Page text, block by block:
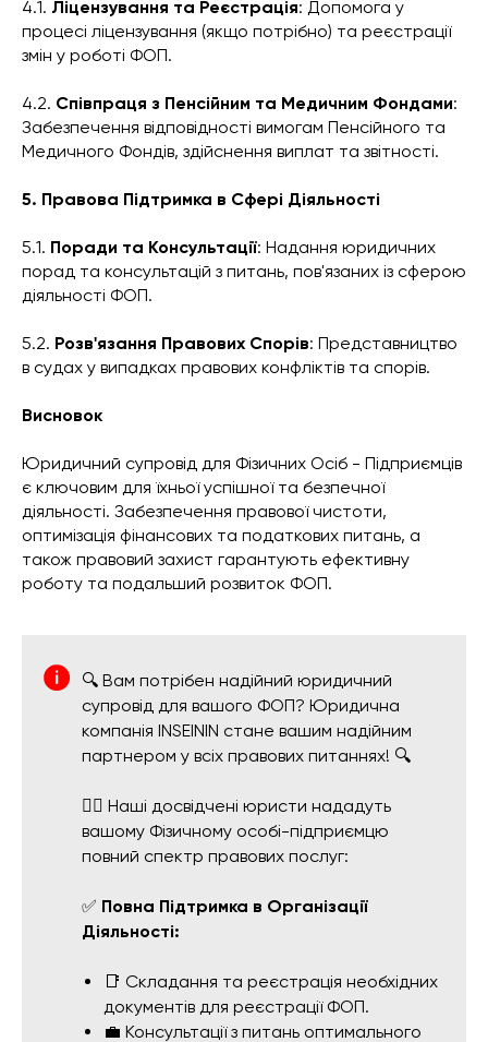
4.1. Ліцензування та Реєстрація: Допомога у
процесі ліцензування (якщо потрібно) та реєстрації
змін у роботі ФОП.
4.2. Співпраця з Пенсійним та Медичним Фондами:
Забезпечення відповідності вимогам Пенсійного та
Медичного Фондів, здійснення виплат та звітності.
5. Правова Підтримка в Сфері Діяльності
5.1. Поради та Консультації: Надання юридичних
порад та консультацій з питань, пов'язаних із сферою
діяльності ФОП.
5.2. Розв'язання Правових Спорів: Представництво
в судах у випадках правових конфліктів та спорів.
Висновок
Юридичний супровід для Фізичних Осіб - Підприємців
є ключовим для їхньої успішної та безпечної
діяльності. Забезпечення правової чистоти,
оптимізація фінансових та податкових питань, а
також правовий захист гарантують ефективну
роботу та подальший розвиток ФОП.
🔍 Вам потрібен надійний юридичний
супровід для вашого ФОП? Юридична
компанія INSEININ стане вашим надійним
партнером у всіх правових питаннях! 🔍
👨‍⚖️ Наші досвідчені юристи нададуть
вашому Фізичному особі-підприємцю
повний спектр правових послуг:
✅ Повна Підтримка в Організації
Діяльності:
📑 Складання та реєстрація необхідних
документів для реєстрації ФОП.
💼 Консультації з питань оптимального